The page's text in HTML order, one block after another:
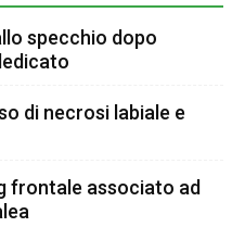
specchio dopo
di necrosi labiale e
frontale associato ad